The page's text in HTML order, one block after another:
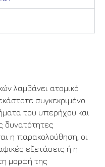
λαμβάνει ατομικό
συγκεκριμένο
του υπερήχου και
δυνατότητες
η παρακολούθηση, οι
εξετάσεις ή η
μορφή της